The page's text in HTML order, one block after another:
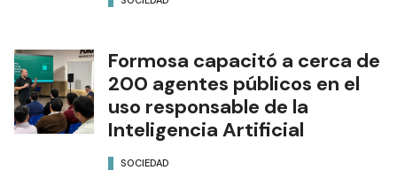
Formosa capacitó a cerca de
200 agentes públicos en el
uso responsable de la
Inteligencia Artificial
SOCIEDAD